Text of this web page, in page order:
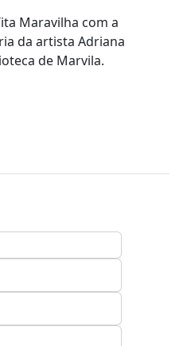
Maravilha com a
da artista Adriana
de Marvila.